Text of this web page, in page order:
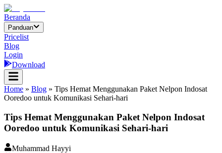
Beranda
Panduan
Pricelist
Blog
Login
Download
Home » Blog » Tips Hemat Menggunakan Paket Nelpon Indosat
Ooredoo untuk Komunikasi Sehari-hari
Tips Hemat Menggunakan Paket Nelpon Indosat
Ooredoo untuk Komunikasi Sehari-hari
Muhammad Hayyi